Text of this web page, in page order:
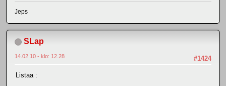
Jeps
SLap
#1424
14.02.10 - klo: 12.28
Listaa :